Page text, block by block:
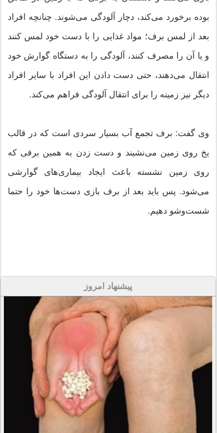
بوده برخورد می‌کند، دچار آلودگی می‌شوند. چنانچه افراد
بعد از لمس برف؛ مواد غذایی را با دست خود لمس کنند
و یا آن را مصرف کنند، آلودگی را به دستگاه گوارش خود
انتقال می‌دهند، حتی دست دادن این افراد با سایر افراد
دیگر نیز زمینه را برای انتقال آلودگی فراهم می‌کند.
وی گفت: برف تجمع آب بسیار سردی است که در قالب
یخ روی زمین می‌نشیند و دست زدن به همین برفی که
روی زمین نشسته باعث ایجاد بیماری‌های گوارشی
می‌شود. پس باید بعد از برف بازی دست‌ها خود را حتما
شست‌وشو دهیم.
پیشنهاد امروز